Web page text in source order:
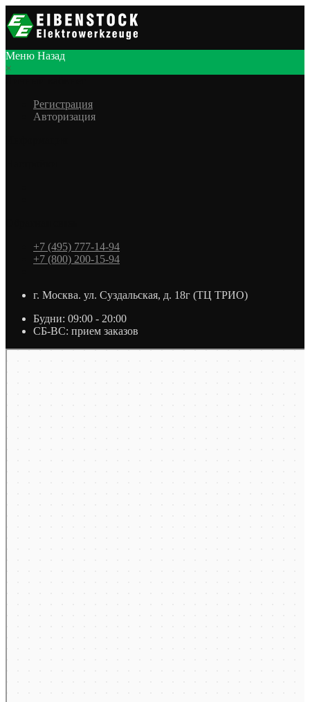
Меню Назад
×
Регистрация
Авторизация
+7 (495) 777-14-94
+7 (800) 200-15-94
г. Москва. ул. Суздальская, д. 18г (ТЦ ТРИО)
Будни: 09:00 - 20:00
СБ-ВС: прием заказов